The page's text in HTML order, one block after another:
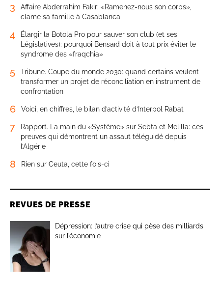
3
Affaire Abderrahim Fakir: «Ramenez-nous son corps»,
clame sa famille à Casablanca
4
Élargir la Botola Pro pour sauver son club (et ses
Législatives): pourquoi Bensaïd doit à tout prix éviter le
syndrome des «fraqchia»
5
Tribune. Coupe du monde 2030: quand certains veulent
transformer un projet de réconciliation en instrument de
confrontation
6 Voici, en chiffres, le bilan d’activité d’Interpol Rabat
7
Rapport. La main du «Système» sur Sebta et Melilla: ces
preuves qui démontrent un assaut téléguidé depuis
l’Algérie
8 Rien sur Ceuta, cette fois-ci
REVUES DE PRESSE
Dépression: l’autre crise qui pèse des milliards
sur l’économie